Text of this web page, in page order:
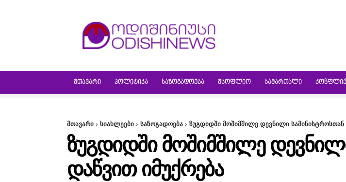
ᲛᲗᲐᲕᲐᲠᲘ ᲞᲝᲚᲘᲢᲘᲙᲐ ᲡᲐᲖᲝᲒᲐᲓᲝᲔᲑᲐ ᲛᲡᲝᲤᲚᲘᲝ ᲡᲐᲛᲐᲠᲗᲐᲚᲘ
მთავარი სიახლეები საზოგადოება ზუგდიდში მოშიმშილე დევნილი სამინისტროსთან
ᲖᲣᲒᲓᲘᲓᲨᲘ ᲛᲝᲨᲘᲛᲨᲘᲚᲔ
ᲓᲐᲬᲕᲘᲗ ᲘᲛᲣᲥᲠᲔᲑᲐ